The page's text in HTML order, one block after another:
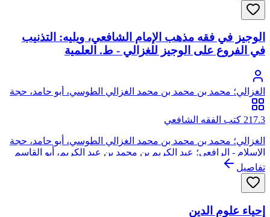
الوجيز في فقه مذهب الإمام الشافعي، ويليه: التذنيب
في الفروع على الوجيز للغزالي - ط. العلمية
الغزالي؛ محمد بن محمد بن محمد الغزالي الطوسي، أبو حامد، حجة
الإسلام
217.3 كتب الفقه الشافعي
الغزالي؛ محمد بن محمد بن محمد الغزالي الطوسي، أبو حامد، حجة
الإسلام - الرافعي؛ عبد الكريم بن محمد بن عبد الكريم، أبو القاسم
الرافعي القزويني
تفاصيل
إحياء علوم الدين